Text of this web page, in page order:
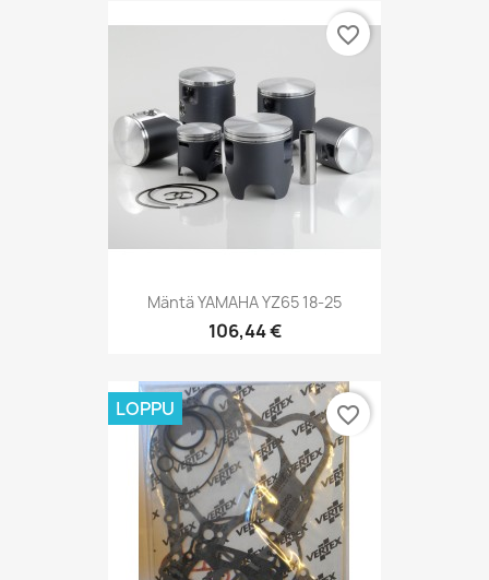
Mäntä YAMAHA YZ65 18-25
106,44 €
favorite_border
LOPPU favorite_border